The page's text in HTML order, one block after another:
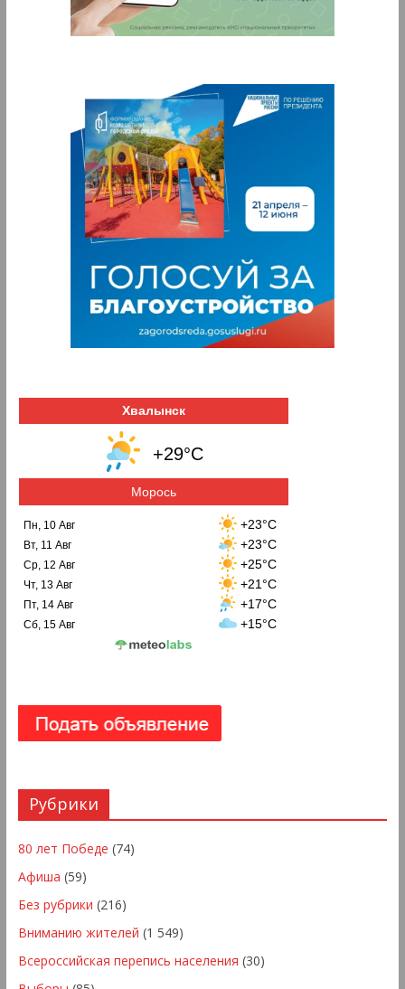
Хвалынск
+29°C
Морось
Пн, 10 Авг +23°C
Вт, 11 Авг +23°C
Ср, 12 Авг +25°C
Чт, 13 Авг +21°C
Пт, 14 Авг +17°C
Сб, 15 Авг +15°C
Рубрики
80 лет Победе (74)
Афиша (59)
Без рубрики (216)
Вниманию жителей (1 549)
Всероссийская перепись населения (30)